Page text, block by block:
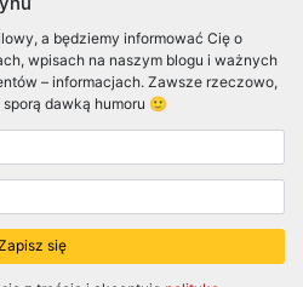
a będziemy informować Cię o
wpisach na naszym blogu i ważnych
– informacjach. Zawsze rzeczowo,
dawką humoru 🙂